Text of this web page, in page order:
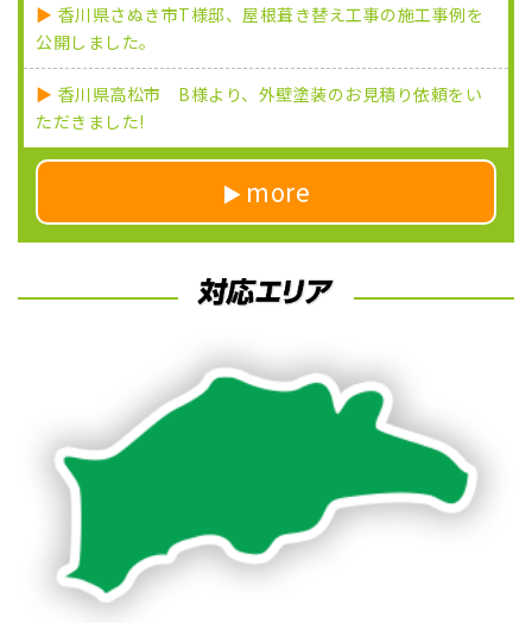
香川県さぬき市T様邸、屋根葺き替え工事の施工事例を
公開しました。
香川県高松市 B様より、外壁塗装のお見積り依頼をい
ただきました!
more